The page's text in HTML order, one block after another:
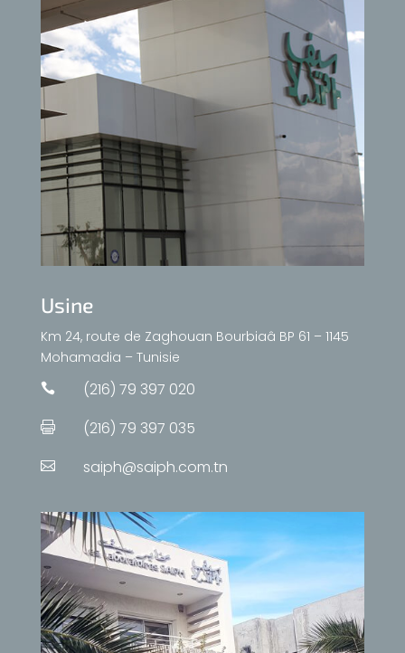
Usine
Km 24, route de Zaghouan Bourbiaâ BP 61 – 1145
Mohamadia – Tunisie
 (216) 79 397 020
 (216) 79 397 035
 saiph@saiph.com.tn